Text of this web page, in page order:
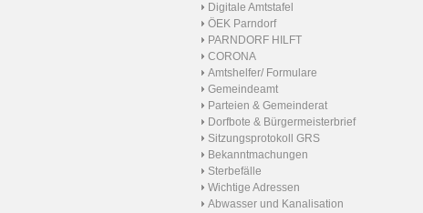
Digitale Amtstafel
ÖEK Parndorf
PARNDORF HILFT
CORONA
Amtshelfer/ Formulare
Gemeindeamt
Parteien & Gemeinderat
Dorfbote & Bürgermeisterbrief
Sitzungsprotokoll GRS
Bekanntmachungen
Sterbefälle
Wichtige Adressen
Abwasser und Kanalisation